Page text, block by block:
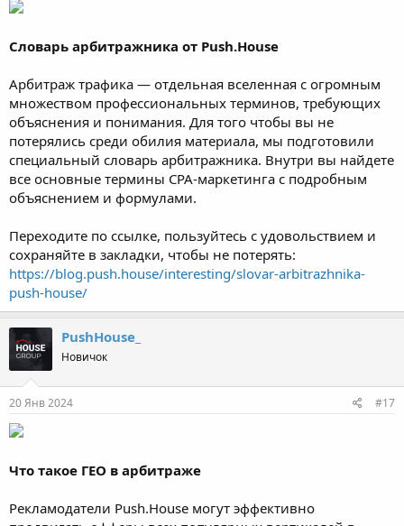
Словарь арбитражника от Push.House
Арбитраж трафика — отдельная вселенная с огромным
множеством профессиональных терминов, требующих
объяснения и понимания. Для того чтобы вы не
потерялись среди обилия материала, мы подготовили
специальный словарь арбитражника. Внутри вы найдете
все основные термины CPA-маркетинга с подробным
объяснением и формулами.
Переходите по ссылке, пользуйтесь с удовольствием и
сохраняйте в закладки, чтобы не потерять:
https://blog.push.house/interesting/slovar-arbitrazhnika-
push-house/
PushHouse_
Новичок
20 Янв 2024 #17
Что такое ГЕО в арбитраже
Рекламодатели Push.House могут эффективно